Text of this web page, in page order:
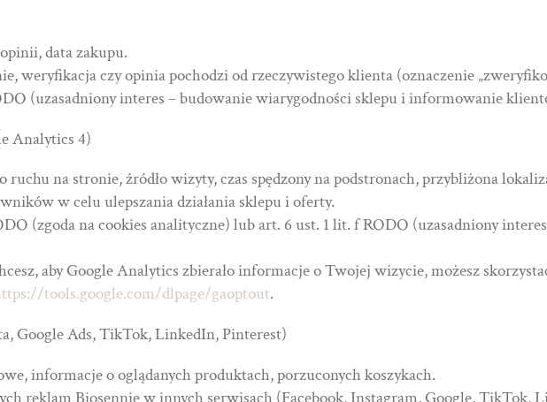
data zakupu.
weryfikacja czy opinia pochodzi od rzeczywistego klienta (oznaczenie
(uzasadniony interes – budowanie wiarygodności sklepu i informowanie
Analytics 4)
ruchu na stronie, źródło wizyty, czas spędzony na podstronach, przybliżona
w celu ulepszania działania sklepu i oferty.
(zgoda na cookies analityczne) lub art. 6 ust. 1 lit. f RODO (uzasadniony
aby Google Analytics zbierało informacje o Twojej wizycie, możesz
tools.google.com/dlpage/gaoptout.
Google Ads, TikTok, LinkedIn, Pinterest)
informacje o oglądanych produktach, porzuconych koszykach.